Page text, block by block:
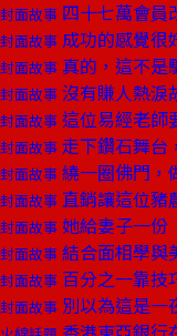
封面故事 四十七萬會員
封面故事 成功的感覺很
封面故事 真的，這不是
封面故事 沒有賺人熱淚
封面故事 這位易經老師
封面故事 走下鑽石舞台
封面故事 繞一圈佛門，
封面故事 直銷讓這位豬
封面故事 她給妻子一份
封面故事 結合面相學與
封面故事 百分之一靠技
封面故事 別以為這是一